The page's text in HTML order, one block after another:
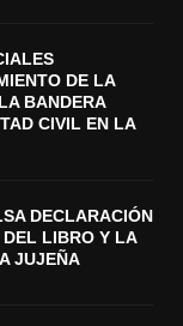
DE LA
BANDERA
CIVIL EN LA
DECLARACIÓN
DEL LIBRO Y LA
JUJEÑA